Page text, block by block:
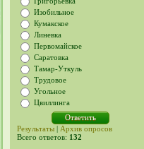
Изобильное
Кумакское
Линевка
Первомайское
Саратовка
Тамар-Уткуль
Трудовое
Угольное
Цвиллинга
Результаты | Архив опросов
Всего ответов: 132